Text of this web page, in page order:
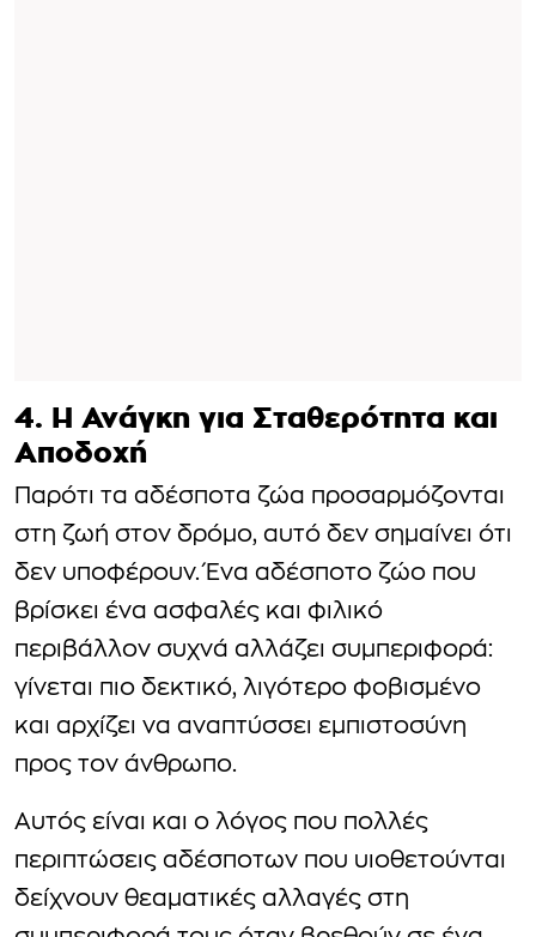
4. Η Ανάγκη για Σταθερότητα και
Αποδοχή
Παρότι τα αδέσποτα ζώα προσαρμόζονται
στη ζωή στον δρόμο, αυτό δεν σημαίνει ότι
δεν υποφέρουν. Ένα αδέσποτο ζώο που
βρίσκει ένα ασφαλές και φιλικό
περιβάλλον συχνά αλλάζει συμπεριφορά:
γίνεται πιο δεκτικό, λιγότερο φοβισμένο
και αρχίζει να αναπτύσσει εμπιστοσύνη
προς τον άνθρωπο.
Αυτός είναι και ο λόγος που πολλές
περιπτώσεις αδέσποτων που υιοθετούνται
δείχνουν θεαματικές αλλαγές στη